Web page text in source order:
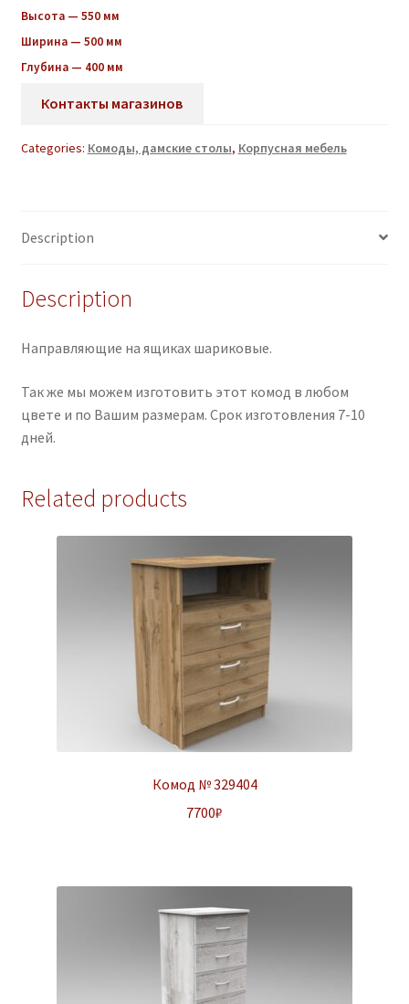
Высота — 550 мм
Ширина — 500 мм
Глубина — 400 мм
Контакты магазинов
Categories: Комоды, дамские столы, Корпусная мебель
Description
Description
Направляющие на ящиках шариковые.
Так же мы можем изготовить этот комод в любом
цвете и по Вашим размерам. Срок изготовления 7-10
дней.
Related products
Комод № 329404
7700₽